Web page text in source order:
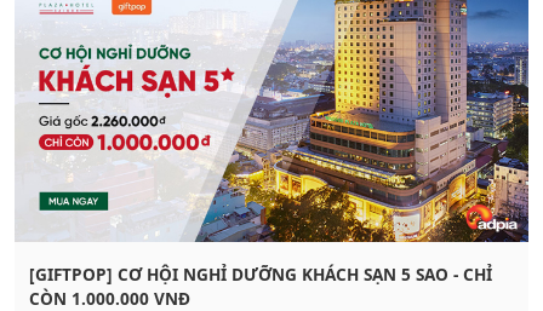
[GIFTPOP] CƠ HỘI NGHỈ DƯỠNG KHÁCH SẠN 5 SAO - CHỈ
CÒN 1.000.000 VNĐ